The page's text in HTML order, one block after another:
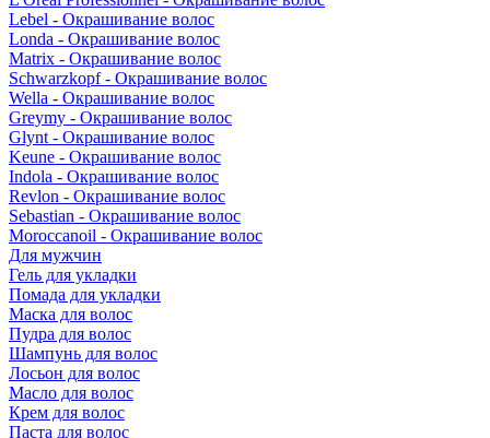
Lebel - Окрашивание волос
Londa - Окрашивание волос
Matrix - Окрашивание волос
Schwarzkopf - Окрашивание волос
Wella - Окрашивание волос
Greymy - Окрашивание волос
Glynt - Окрашивание волос
Keune - Окрашивание волос
Indola - Окрашивание волос
Revlon - Окрашивание волос
Sebastian - Окрашивание волос
Moroccanoil - Окрашивание волос
Для мужчин
Гель для укладки
Помада для укладки
Маска для волос
Пудра для волос
Шампунь для волос
Лосьон для волос
Масло для волос
Крем для волос
Паста для волос